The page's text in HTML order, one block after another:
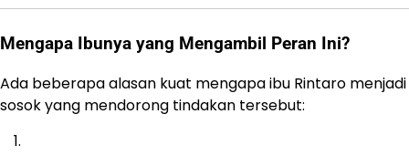
Mengapa Ibunya yang Mengambil Peran Ini?
Ada beberapa alasan kuat mengapa ibu Rintaro menjadi
sosok yang mendorong tindakan tersebut: